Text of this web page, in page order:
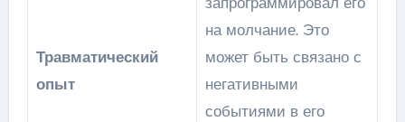
Травматический
опыт
на молчание. Это
может быть связано с
негативными
событиями в его